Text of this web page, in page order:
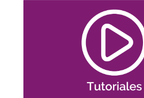
Funcionalidades
Gestionar tu equipo